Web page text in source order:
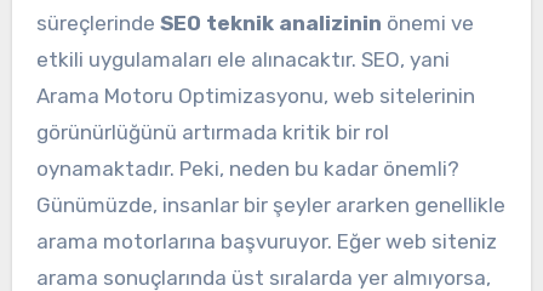
süreçlerinde SEO teknik analizinin önemi ve
etkili uygulamaları ele alınacaktır. SEO, yani
Arama Motoru Optimizasyonu, web sitelerinin
görünürlüğünü artırmada kritik bir rol
oynamaktadır. Peki, neden bu kadar önemli?
Günümüzde, insanlar bir şeyler ararken genellikle
arama motorlarına başvuruyor. Eğer web siteniz
arama sonuçlarında üst sıralarda yer almıyorsa,